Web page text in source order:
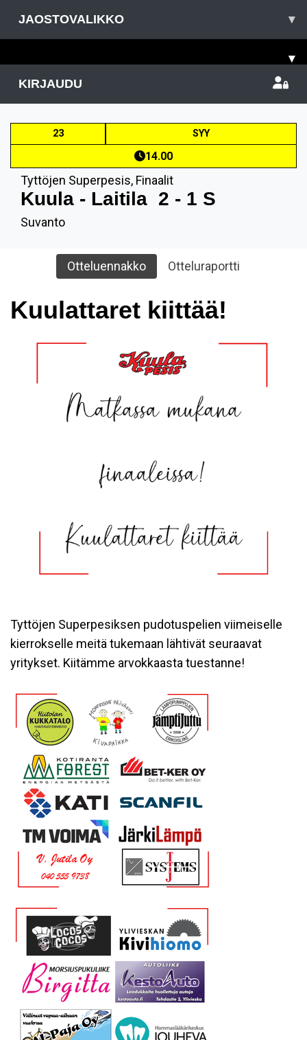
JAOSTOVALIKKO ▾
▾
KIRJAUDU
23 SYY
14.00
Tyttöjen Superpesis, Finaalit
Kuula - Laitila 2 - 1 S
Suvanto
Otteluennakko Otteluraportti
Kuulattaret kiittää!
Tyttöjen Superpesiksen pudotuspelien viimeiselle
kierrokselle meitä tukemaan lähtivät seuraavat
yritykset. Kiitämme arvokkaasta tuestanne!